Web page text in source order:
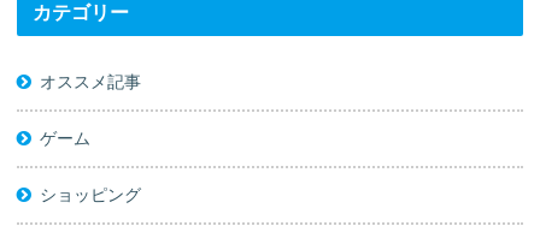
カテゴリー
オススメ記事
ゲーム
ショッピング